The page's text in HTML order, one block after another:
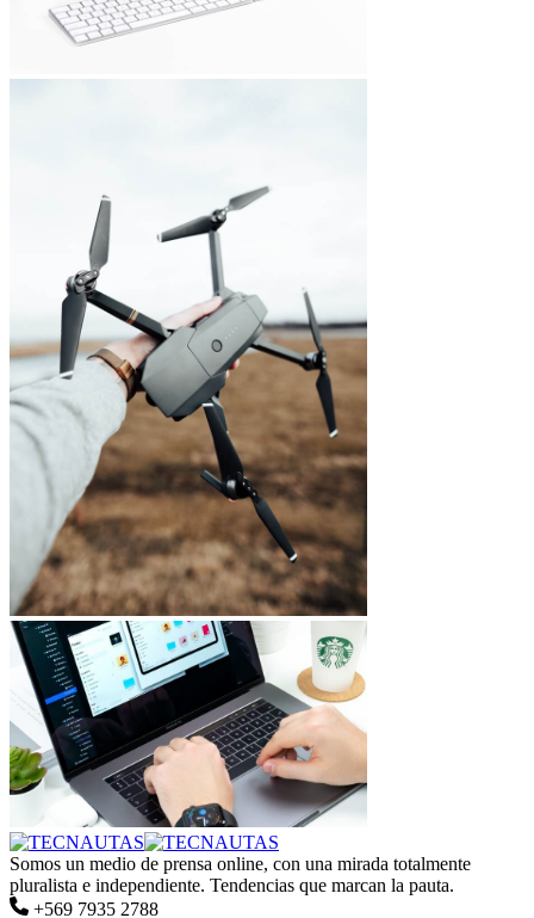
Somos un medio de prensa online, con una mirada totalmente
pluralista e independiente. Tendencias que marcan la pauta.
+569 7935 2788